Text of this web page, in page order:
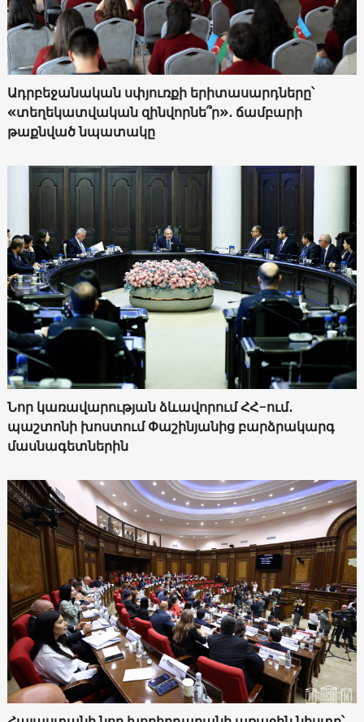
Ադրբեջանական սփյուռքի երիտասարդները՝
«տեղեկատվական զինվորնե՞ր»․ ճամբարի
թաքնված նպատակը
Նոր կառավարության ձևավորում ՀՀ-ում․
պաշտոնի խոստում Փաշինյանից բարձրակարգ
մասնագետներին